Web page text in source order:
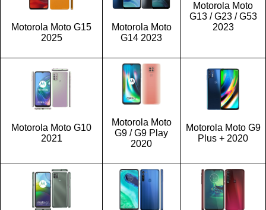
Motorola Moto G15
2025
Motorola Moto
G14 2023
Motorola Moto
G13 / G23 / G53
2023
Motorola Moto G10
2021
Motorola Moto
G9 / G9 Play
2020
Motorola Moto G9
Plus + 2020